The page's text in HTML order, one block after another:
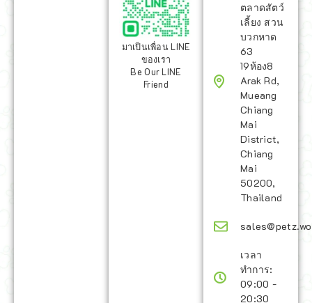
มาเป็นเพื่อน LINE
ของเรา
Be Our LINE
Friend
ตลาดสัตว์
เลี้ยง สวน
บวกหาด
63
19ห้อง8
Arak Rd,
Mueang
Chiang
Mai
District,
Chiang
Mai
50200,
Thailand
เวลา
ทำการ:
09:00 -
20:30